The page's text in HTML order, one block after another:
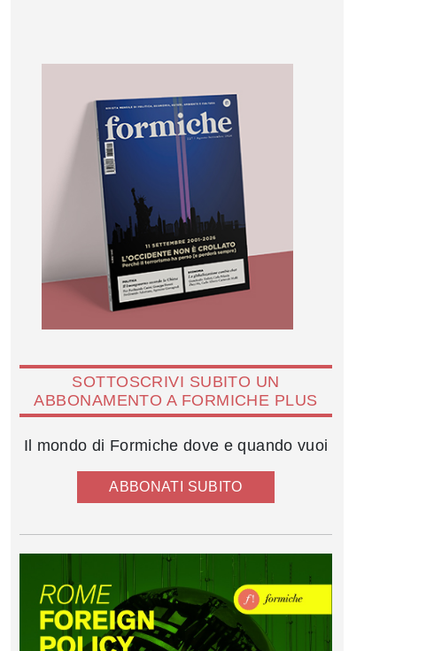
SOTTOSCRIVI SUBITO UN
ABBONAMENTO A FORMICHE PLUS
Il mondo di Formiche dove e quando vuoi
ABBONATI SUBITO